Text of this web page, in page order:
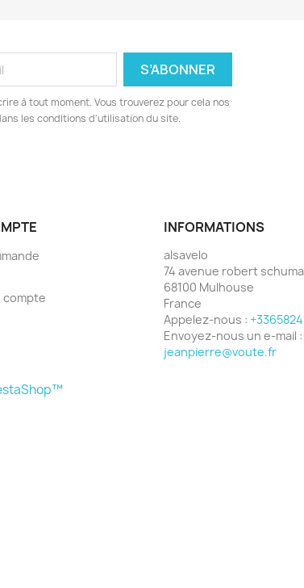
à tout moment. Vous trouverez pour cela nos
les conditions d'utilisation du site.
compte
INFORMATIONS
alsavelo
74 avenue robert
68100 Mulhouse
France
Appelez-nous :
Envoyez-nous un e-mail :
jeanpierre@voute.fr